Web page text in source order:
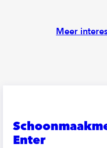
Enter
Meer